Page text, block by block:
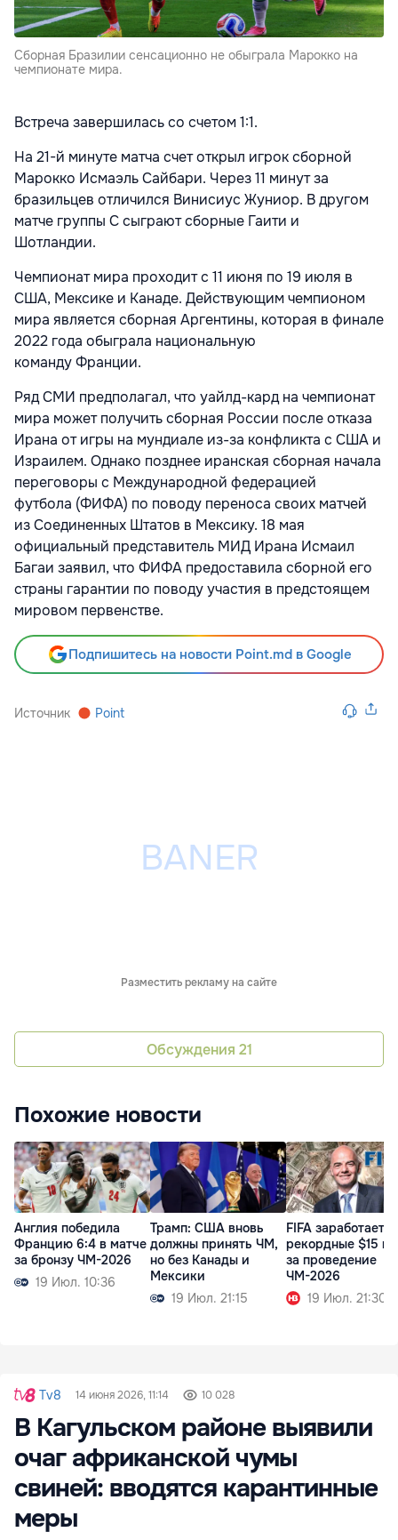
Сборная Бразилии сенсационно не обыграла Марокко на
чемпионате мира.
Встреча завершилась со счетом 1:1.
На 21-й минуте матча счет открыл игрок сборной
Марокко Исмаэль Сайбари. Через 11 минут за
бразильцев отличился Винисиус Жуниор. В другом
матче группы C сыграют сборные Гаити и
Шотландии.
Чемпионат мира проходит с 11 июня по 19 июля в
США, Мексике и Канаде. Действующим чемпионом
мира является сборная Аргентины, которая в финале
2022 года обыграла национальную
команду Франции.
Ряд СМИ предполагал, что уайлд-кард на чемпионат
мира может получить сборная России после отказа
Ирана от игры на мундиале из-за конфликта с США и
Израилем. Однако позднее иранская сборная начала
переговоры с Международной федерацией
футбола (ФИФА) по поводу переноса своих матчей
из Соединенных Штатов в Мексику. 18 мая
официальный представитель МИД Ирана Исмаил
Багаи заявил, что ФИФА предоставила сборной его
страны гарантии по поводу участия в предстоящем
мировом первенстве.
Подпишитесь на новости Point.md в Google
Источник Point
Разместить рекламу на сайте
Обсуждения 21
Похожие новости
Англия победила
Францию 6:4 в матче
за бронзу ЧМ-2026
19 Июл. 10:36
Трамп: США вновь
должны принять ЧМ,
но без Канады и
Мексики
19 Июл. 21:15
FIFA заработает
рекордные $15
за проведение
ЧМ-2026
19 Июл. 21:30
Tv8 14 июня 2026, 11:14 10 028
В Кагульском районе выявили
очаг африканской чумы
свиней: вводятся карантинные
меры